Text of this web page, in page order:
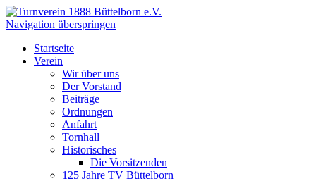
Navigation überspringen
Startseite
Verein
Wir über uns
Der Vorstand
Beiträge
Ordnungen
Anfahrt
Tornhall
Historisches
Die Vorsitzenden
125 Jahre TV Büttelborn